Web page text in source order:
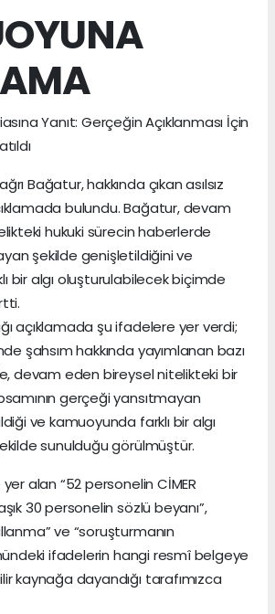
Yanıt: Gerçeğin Açıklanması İçin
Bağatur, hakkında çıkan asılsız
bulundu. Bağatur, devam
hukuki sürecin haberlerde
şekilde genişletildiğini ve
bir algı oluşturulabilecek biçimde
açıklamada şu ifadelere yer verdi;
şahsım hakkında yayımlanan bazı
devam eden bireysel nitelikteki bir
gerçeği yansıtmayan
ve kamuoyunda farklı bir algı
sunulduğu görülmüştür.
alan “52 personelin CİMER
30 personelin sözlü beyanı”,
ve “soruşturmanın
ifadelerin hangi resmî belgeye
kaynağa dayandığı tarafımızca